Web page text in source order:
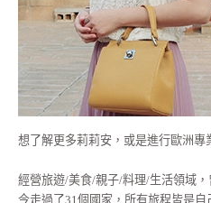
想了解更多莉莉安，或是進行歐洲專
經營旅遊/美食/親子/料理/生活領域
今走過了31個國家，所有旅程皆是